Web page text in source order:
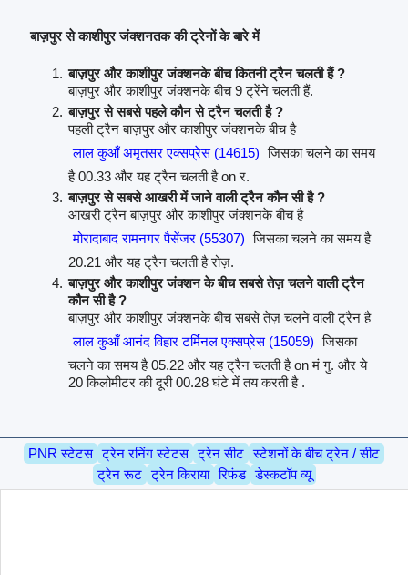
बाज़पुर से काशीपुर जंक्शनतक की ट्रेनों के बारे में
बाज़पुर और काशीपुर जंक्शनके बीच कितनी ट्रैन चलती हैं ?
बाज़पुर और काशीपुर जंक्शनके बीच 9 ट्रेंने चलती हैं.
बाज़पुर से सबसे पहले कौन से ट्रैन चलती है ?
पहली ट्रैन बाज़पुर और काशीपुर जंक्शनके बीच है
लाल कुआँ अमृतसर एक्सप्रेस (14615) जिसका चलने का समय
है 00.33 और यह ट्रैन चलती है on र.
बाज़पुर से सबसे आखरी में जाने वाली ट्रैन कौन सी है ?
आखरी ट्रैन बाज़पुर और काशीपुर जंक्शनके बीच है
मोरादाबाद रामनगर पैसेंजर (55307) जिसका चलने का समय है
20.21 और यह ट्रैन चलती है रोज़.
बाज़पुर और काशीपुर जंक्शन के बीच सबसे तेज़ चलने वाली ट्रैन
कौन सी है ?
बाज़पुर और काशीपुर जंक्शनके बीच सबसे तेज़ चलने वाली ट्रैन है
लाल कुआँ आनंद विहार टर्मिनल एक्सप्रेस (15059) जिसका
चलने का समय है 05.22 और यह ट्रैन चलती है on मं गु. और ये
20 किलोमीटर की दूरी 00.28 घंटे में तय करती है .
PNR स्टेटस ट्रेन रनिंग स्टेटस ट्रेन सीट स्टेशनों के बीच ट्रेन / सीट
ट्रेन रूट ट्रेन किराया रिफंड डेस्कटॉप व्यू